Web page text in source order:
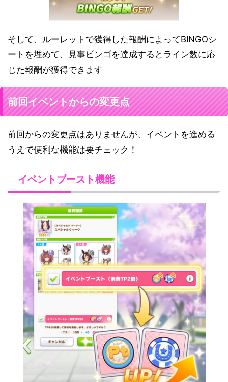
そして、ルーレットで獲得した報酬によってBINGOシ
ートを埋めて、見事ビンゴを達成するとライン数に応
じた報酬が獲得できます
前回イベントからの変更点
前回からの変更点はありませんが、イベントを進める
うえで便利な機能は要チェック！
イベントブースト機能